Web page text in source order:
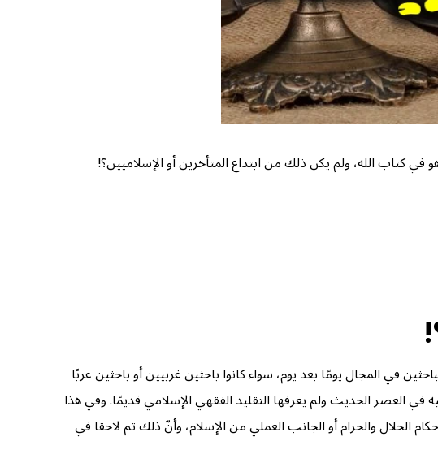
كتاب الله، ولم يكن ذلك من ابتداع المتأخرين أو الإسلاميين؟!
في المجال يومًا بعد يوم، سواء كانوا باحثين غربيين أو باحثين عربًا
العصر الحديث ولم يعرفها التقليد الفقهي الإسلامي قديمًا. وفي هذا
الحلال والحرام أو الجانب العملي من الإسلام، وأنّ ذلك تم لاحقا في